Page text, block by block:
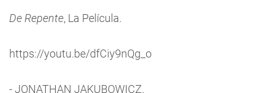
De Repente, La Película.
https://youtu.be/dfCiy9nQg_o
- JONATHAN JAKUBOWICZ.